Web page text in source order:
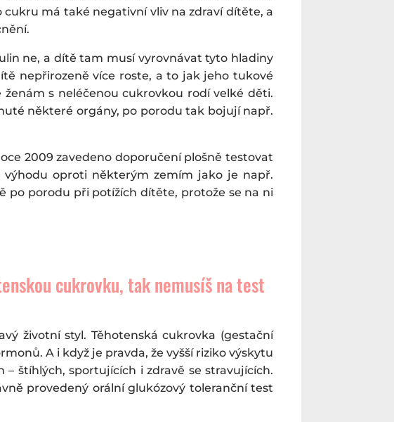
má také negativní vliv na zdraví dítěte, a
ne, a dítě tam musí vyrovnávat tyto hladiny
nepřirozeně více roste, a to jak jeho tukové
s neléčenou cukrovkou rodí velké děti.
některé orgány, po porodu tak bojují např.
2009 zavedeno doporučení plošně testovat
oproti některým zemím jako je např.
po porodu při potížích dítěte, protože se na ni
cukrovku, tak nemusíš na test
životní styl. Těhotenská cukrovka (gestační
A i když je pravda, že vyšší riziko výskytu
štíhlých, sportujících i zdravě se stravujících.
provedený orální glukózový toleranční test